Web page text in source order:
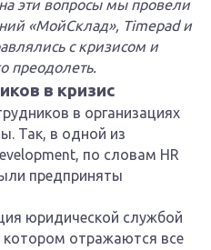
эти вопросы мы провели
«МойСклад», Timepad и
с кризисом и
преодолеть.
в кризис
в организациях
Так, в одной из
по словам HR
предприняты
юридической службой
котором отражаются все